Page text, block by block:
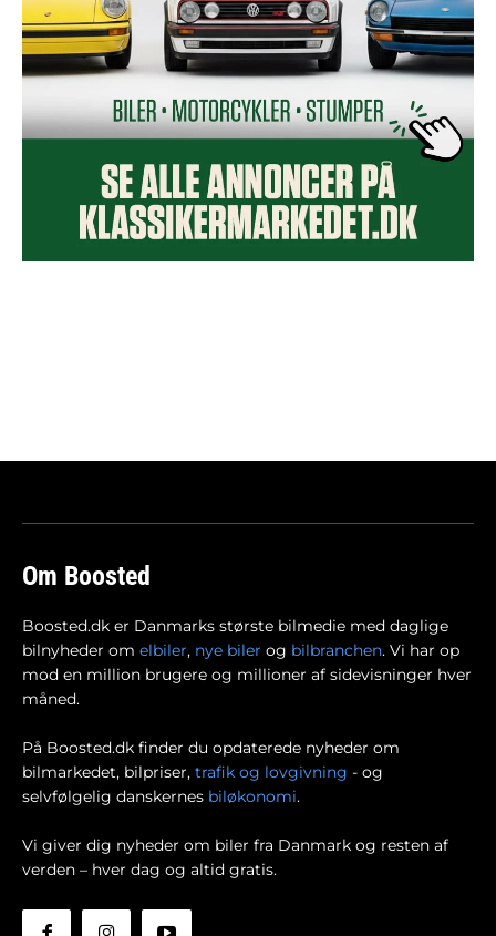
Om Boosted
Boosted.dk er Danmarks største bilmedie med daglige
bilnyheder om elbiler, nye biler og bilbranchen. Vi har op
mod en million brugere og millioner af sidevisninger hver
måned.
På Boosted.dk finder du opdaterede nyheder om
bilmarkedet, bilpriser, trafik og lovgivning - og
selvfølgelig danskernes biløkonomi.
Vi giver dig nyheder om biler fra Danmark og resten af
verden – hver dag og altid gratis.